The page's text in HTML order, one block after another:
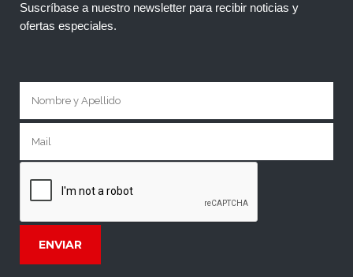
Suscríbase a nuestro newsletter para recibir noticias y
ofertas especiales.